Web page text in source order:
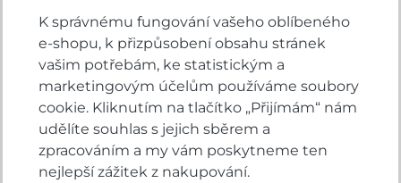
zrychlení v městském provozu.
K správnému fungování vašeho oblíbeného
e-shopu, k přizpůsobení obsahu stránek
vašim potřebám, ke statistickým a
marketingovým účelům používáme soubory
cookie. Kliknutím na tlačítko „Přijímám“ nám
udělíte souhlas s jejich sběrem a
zpracováním a my vám poskytneme ten
nejlepší zážitek z nakupování.